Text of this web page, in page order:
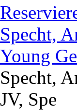
Specht,
Young
Specht,
JV, Spe